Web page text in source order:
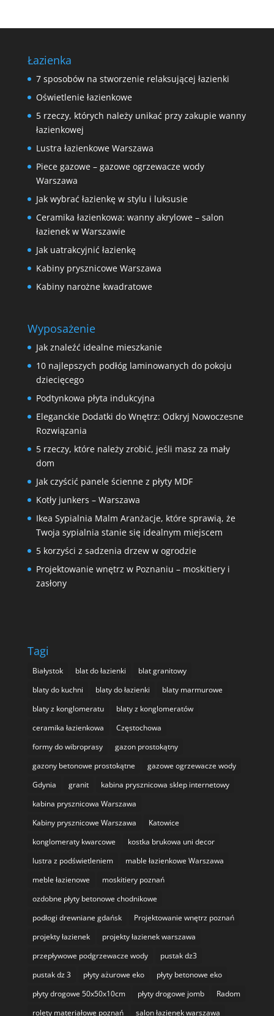
Łazienka
7 sposobów na stworzenie relaksującej łazienki
Oświetlenie łazienkowe
5 rzeczy, których należy unikać przy zakupie wanny
łazienkowej
Lustra łazienkowe Warszawa
Piece gazowe – gazowe ogrzewacze wody
Warszawa
Jak wybrać łazienkę w stylu i luksusie
Ceramika łazienkowa: wanny akrylowe – salon
łazienek w Warszawie
Jak uatrakcyjnić łazienkę
Kabiny prysznicowe Warszawa
Kabiny narożne kwadratowe
Wyposażenie
Jak znaleźć idealne mieszkanie
10 najlepszych podłóg laminowanych do pokoju
dziecięcego
Podtynkowa płyta indukcyjna
Eleganckie Dodatki do Wnętrz: Odkryj Nowoczesne
Rozwiązania
5 rzeczy, które należy zrobić, jeśli masz za mały
dom
Jak czyścić panele ścienne z płyty MDF
Kotły junkers – Warszawa
Ikea Sypialnia Malm Aranżacje, które sprawią, że
Twoja sypialnia stanie się idealnym miejscem
5 korzyści z sadzenia drzew w ogrodzie
Projektowanie wnętrz w Poznaniu – moskitiery i
zasłony
Tagi
Białystok blat do łazienki
blat granitowy
blaty do kuchni
blaty do łazienki
blaty marmurowe
blaty z konglomeratu
blaty z konglomeratów
ceramika łazienkowa
Częstochowa
formy do wibroprasy
gazon prostokątny
gazony betonowe prostokątne
gazowe ogrzewacze wody
Gdynia
granit
kabina prysznicowa sklep internetowy
kabina prysznicowa Warszawa
Kabiny prysznicowe Warszawa
Katowice
konglomeraty kwarcowe
kostka brukowa uni decor
lustra z podświetleniem
mable łazienkowe Warszawa
meble łazienowe
moskitiery poznań
ozdobne płyty betonowe chodnikowe
podłogi drewniane gdańsk
Projektowanie wnętrz poznań
projekty łazienek
projekty łazienek warszawa
przepływowe podgrzewacze wody
pustak dz3
pustak dz 3
płyty ażurowe eko
płyty betonowe eko
płyty drogowe 50x50x10cm
płyty drogowe jomb
Radom
rolety materiałowe poznań
salon łazienek warszawa